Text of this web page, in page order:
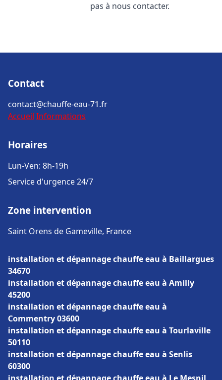
pas à nous contacter.
Contact
contact@chauffe-eau-71.fr
Accueil Informations
Horaires
Lun-Ven: 8h-19h
Service d'urgence 24/7
Zone intervention
Saint Orens de Gameville, France
installation et dépannage chauffe eau à Baillargues
34670
installation et dépannage chauffe eau à Amilly
45200
installation et dépannage chauffe eau à
Commentry 03600
installation et dépannage chauffe eau à Tourlaville
50110
installation et dépannage chauffe eau à Senlis
60300